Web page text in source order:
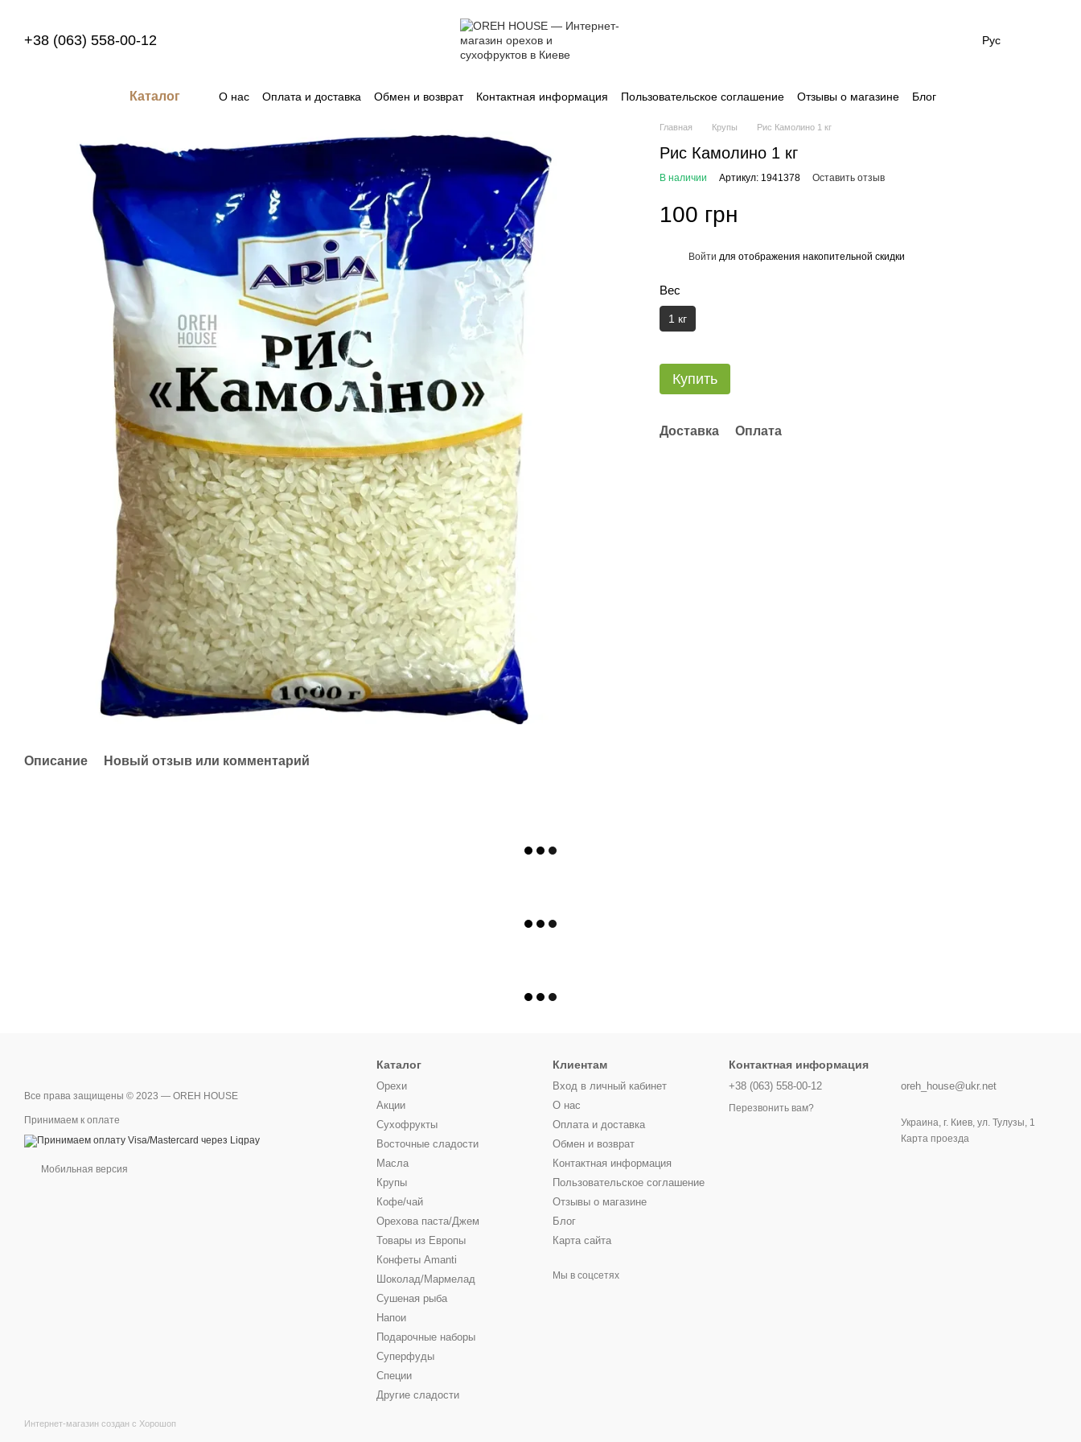
+38 (063) 558-00-12 Рус
Каталог О нас Оплата и доставка Обмен и возврат Контактная информация Пользовательское соглашение Отзывы о магазине Блог
Описание Новый отзыв или комментарий
Главная Крупы Рис Камолино 1 кг
Рис Камолино 1 кг
В наличии Артикул: 1941378 Оставить отзыв
100 грн
Войти для отображения накопительной скидки
Вес
1 кг
Купить
Доставка Оплата
Все права защищены © 2023 — OREH HOUSE
Принимаем к оплате
Мобильная версия
Интернет-магазин создан с Хорошоп
Каталог
Орехи
Акции
Сухофрукты
Восточные сладости
Масла
Крупы
Кофе/чай
Орехова паста/Джем
Товары из Европы
Конфеты Amanti
Шоколад/Мармелад
Сушеная рыба
Напои
Подарочные наборы
Суперфуды
Специи
Другие сладости
Клиентам
Вход в личный кабинет
О нас
Оплата и доставка
Обмен и возврат
Контактная информация
Пользовательское соглашение
Отзывы о магазине
Блог
Карта сайта
Мы в соцсетях
Контактная информация
+38 (063) 558-00-12
Перезвонить вам?
oreh_house@ukr.net
Украина, г. Киев, ул. Тулузы, 1
Карта проезда